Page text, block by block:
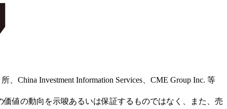
Investment Information Services、CME Group Inc. 等
値の動向を示唆あるいは保証するものではなく、また、売